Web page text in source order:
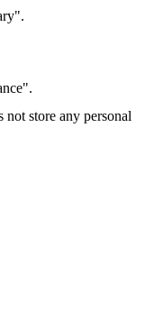
store any personal